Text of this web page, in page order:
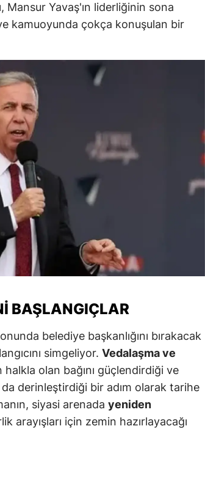
Mansur Yavaş'ın liderliğinin sona
kamuoyunda çokça konuşulan bir
BAŞLANGIÇLAR
belediye başkanlığını bırakacak
simgeliyor. Vedalaşma ve
halkla olan bağını güçlendirdiği ve
da derinleştirdiği bir adım olarak tarihe
siyasi arenada yeniden
arayışları için zemin hazırlayacağı